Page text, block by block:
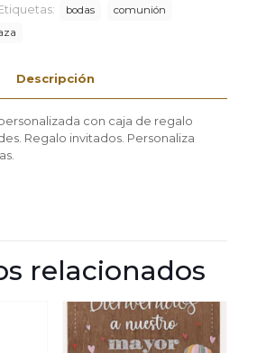
bodas
comunión
Descripción
con caja de regalo
Regalo invitados. Personaliza
relacionados